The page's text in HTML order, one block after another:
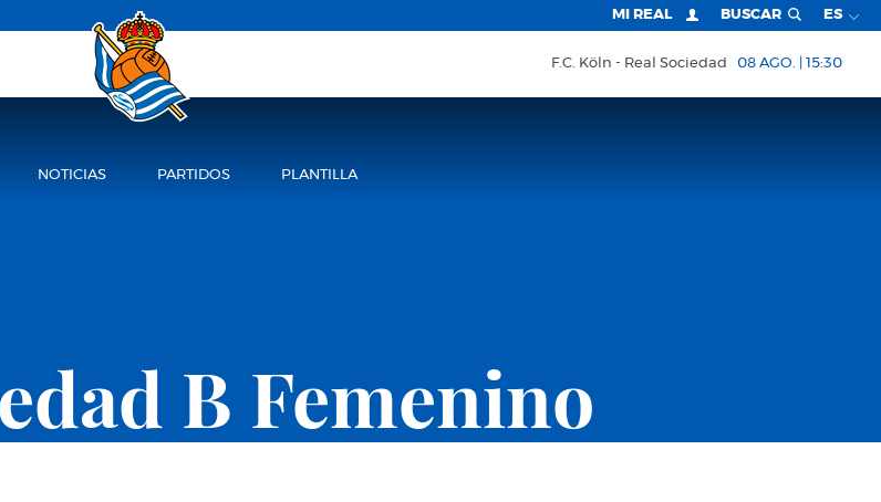
MI REAL BUSCAR ES
F.C. Köln Real Sociedad 08 AGO. | 15:30
NOTICIAS PARTIDOS PLANTILLA
B Femenino